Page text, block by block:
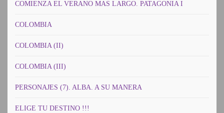
COMIENZA EL VERANO MAS LARGO. PATAGONIA I
COLOMBIA
COLOMBIA (II)
COLOMBIA (III)
PERSONAJES (7). ALBA. A SU MANERA
ELIGE TU DESTINO !!!